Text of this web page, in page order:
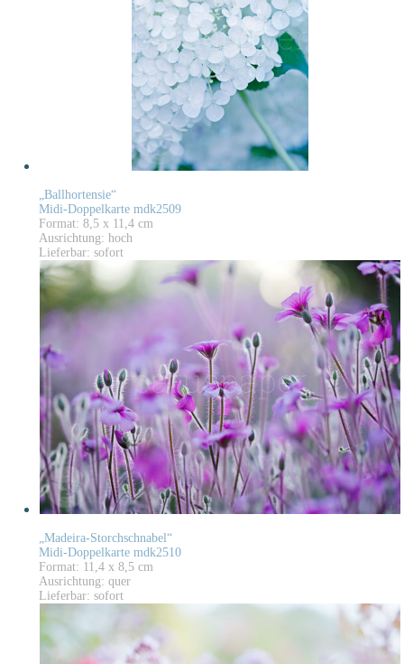
„Ballhortensie“
Midi-Doppelkarte mdk2509
Format: 8,5 x 11,4 cm
Ausrichtung: hoch
Lieferbar: sofort
„Madeira-Storchschnabel“
Midi-Doppelkarte mdk2510
Format: 11,4 x 8,5 cm
Ausrichtung: quer
Lieferbar: sofort